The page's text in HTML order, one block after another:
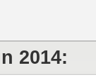
2014: